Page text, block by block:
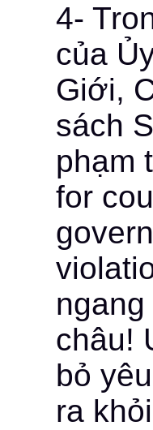
4-
của
Giới,
sách
phạm
for
châu!
bỏ
ra